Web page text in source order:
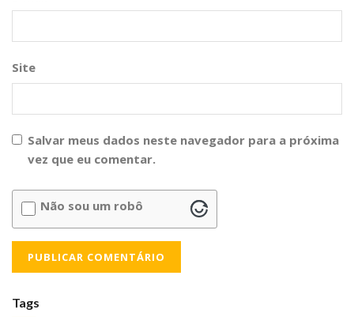
Site
Salvar meus dados neste navegador para a próxima
vez que eu comentar.
Não sou um robô
Tags